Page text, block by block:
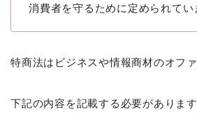
消費者を守るために定められてい
特商法はビジネスや情報商材のオフ
下記の内容を記載する必要があります